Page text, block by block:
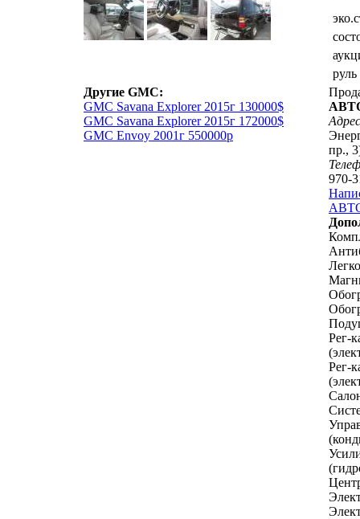
Другие GMC:
GMC Savana Explorer 2015г 130000$
GMC Savana Explorer 2015г 172000$
GMC Envoy 2001г 550000р
руль
пр.,
970-
Рег-
Рег-